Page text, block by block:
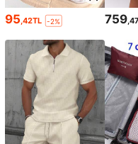
95,42TL -2% 759